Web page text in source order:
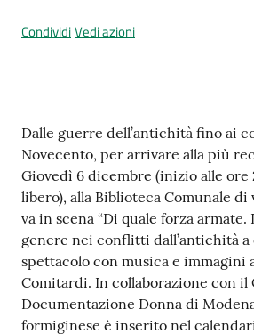
r
t
a
M
e
t
e
o
CondividiVedi azioni
Contenuto
Dalle guerre dell’antichità fino ai
Novecento, per arrivare alla più
Giovedì 6 dicembre (inizio alle ore
libero), alla Biblioteca Comunale di
va in scena “Di quale forza armate.
genere nei conflitti dall’antichità a
spettacolo con musica e immagini
Comitardi. In collaborazione con il
Documentazione Donna di
formiginese è inserito nel